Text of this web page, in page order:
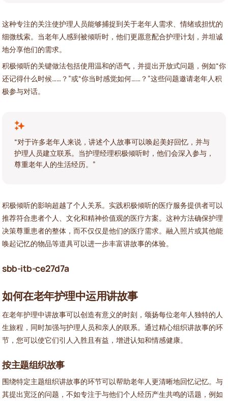
这种专注的关注使护理人员能够捕捉到关于老年人需求、情绪或担忧的
细微线索。当老年人感到被倾听时，他们更愿意配合护理计划，并坦诚
地分享他们的需求。
积极倾听的关键做法包括使用温和的语气，并提出开放式问题，例如“你
还记得什么时候……？”或“你当时感觉如何……？”这些问题邀请老年人积
极参与对话。
“对于许多老年人来说，讲述个人故事可以唤起美好回忆，并与
护理人员建立联系。当护理经理积极倾听时，他们会深入参与，
尊重老年人的生活经历。”
积极倾听的影响超越了个人关系。实践积极倾听的医疗服务提供者可以
推荐符合患者个人、文化和精神价值观的医疗方案。这种方法确保护理
决策尊重患者的整体，而不仅仅是他们的医疗需求。融入照片或其他能
唤起记忆的物品等道具可以进一步丰富讲故事的体验。
sbb-itb-ce27d7a
如何在老年护理中运用讲故事
在老年护理中讲故事可以创造有意义的时刻，颂扬每位老年人独特的人
生旅程，同时加强与护理人员和亲人的联系。通过精心组织讲故事的环
节，您可以使它们引人入胜且有益，增进认知和情感健康。
按主题组织故事
围绕特定主题组织讲故事的环节可以帮助老年人更清晰地回忆记忆。与
其提出宽泛的问题，不如专注于与他们个人经历产生共鸣的话题，例如